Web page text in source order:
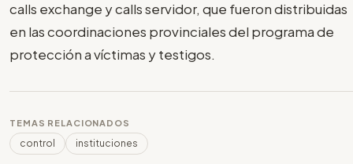
calls exchange y calls servidor, que fueron distribuidas
en las coordinaciones provinciales del programa de
protección a víctimas y testigos.
TEMAS RELACIONADOS
control instituciones